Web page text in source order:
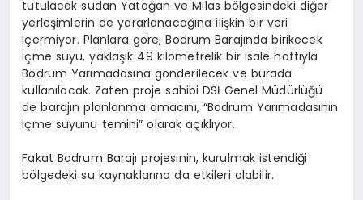
tutulacak sudan Yatağan ve Milas bölgesindeki diğer
yerleşimlerin de yararlanacağına ilişkin bir veri
içermiyor. Planlara göre, Bodrum Barajında birikecek
içme suyu, yaklaşık 49 kilometrelik bir isale hattıyla
Bodrum Yarımadasına gönderilecek ve burada
kullanılacak. Zaten proje sahibi DSİ Genel Müdürlüğü
de barajın planlanma amacını, “Bodrum Yarımadasının
içme suyunu temini” olarak açıklıyor.
Fakat Bodrum Barajı projesinin, kurulmak istendiği
bölgedeki su kaynaklarına da etkileri olabilir.